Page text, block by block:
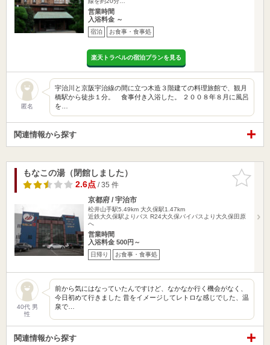
営業時間
入浴料金 ～
宿泊 お食事・食事処
楽天トラベルの宿泊プランを見る
匿名
宇治川と京阪宇治線の間に立つ木造３階建ての料理旅館で、観月
橋駅から徒歩１分。 食事付き入浴した。 ２００８年８月に風呂
を…
関連情報から探す
お気に入
りに追加
もなこの湯（閉館しました）
2.6点/ 35 件
京都府 / 宇治市
松井山手駅5.49km 大久保駅1.47km
近鉄大久保駅よりバス R24大久保バイパスより大久保田原
へ
営業時間
入浴料金 500円～
日帰り お食事・食事処
40代 男
性
前から気にはなっていたんですけど、なかなか行く機会がなく、
今日初めて行きました 昔をイメージしてレトロな感じでした、温
泉で…
関連情報から探す